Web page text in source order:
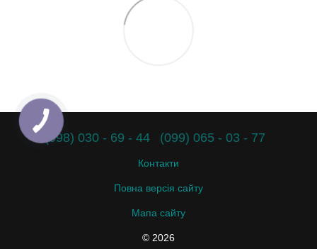
(098) 030 - 69 - 44 (099) 065 - 03 - 77
Контакти
Повна версія сайту
Мапа сайту
© 2026